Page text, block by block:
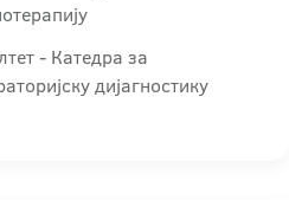
- Катедра за
дијагностику